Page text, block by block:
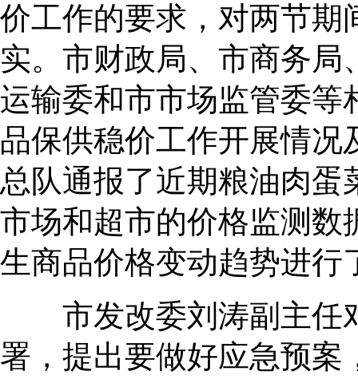
价工作的要求，对两节期
实。市财政局、市商务
运输委和市市场监管委等
品保供稳价工作开展情
总队通报了近期粮油肉蛋
市场和超市的价格监测数
生商品价格变动趋势进行
市发改委刘涛副主任
署，提出要做好应急预案